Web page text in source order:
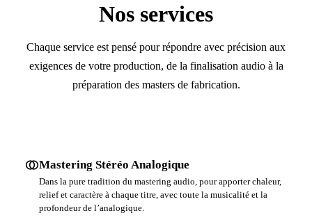
Nos services
Chaque service est pensé pour répondre avec précision aux
exigences de votre production, de la finalisation audio à la
préparation des masters de fabrication.
Mastering Stéréo Analogique
Dans la pure tradition du mastering audio, pour apporter chaleur,
relief et caractère à chaque titre, avec toute la musicalité et la
profondeur de l’analogique.